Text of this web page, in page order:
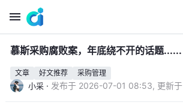
慕斯采购腐败案，年底绕不开的话题......
文章 好文推荐 采购管理
小采 · 发布于 2026-07-01 08:53, 更新于